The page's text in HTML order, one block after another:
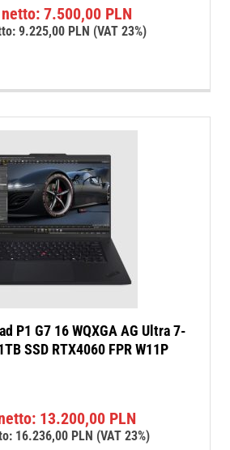
netto:7.500,00 PLN
9.225,00 PLN (VAT 23%)
P1 G7 16 WQXGA AG Ultra 7-
SSD RTX4060 FPR W11P
13.200,00 PLN
16.236,00 PLN (VAT 23%)